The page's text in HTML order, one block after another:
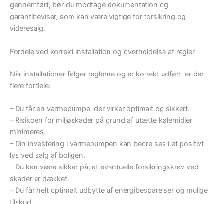
gennemført, bør du modtage dokumentation og
garantibeviser, som kan være vigtige for forsikring og
videresalg.
Fordele ved korrekt installation og overholdelse af regler
Når installationer følger reglerne og er korrekt udført, er der
flere fordele:
– Du får en varmepumpe, der virker optimalt og sikkert.
– Risikoen for miljøskader på grund af utætte kølemidler
minimeres.
– Din investering i varmepumpen kan bedre ses i et positivt
lys ved salg af boligen.
– Du kan være sikker på, at eventuelle forsikringskrav ved
skader er dækket.
– Du får helt optimalt udbytte af energibesparelser og mulige
tilskud.